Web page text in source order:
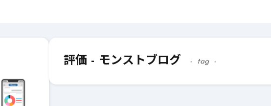
評価 - モンストブログ tag